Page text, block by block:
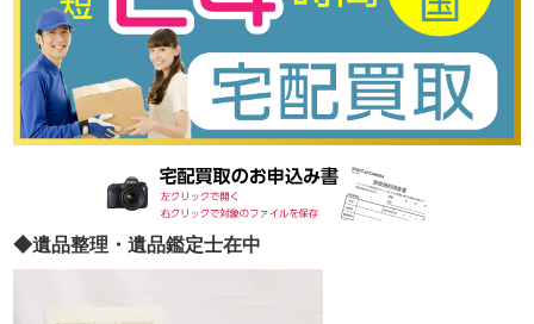
◆遺品整理・遺品鑑定士在中